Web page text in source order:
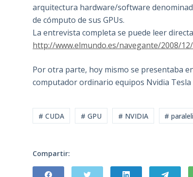
arquitectura hardware/software
de cómputo de sus GPUs.
La entrevista completa se puede leer
http://www.elmundo.es/navegante/2008/
Por otra parte, hoy mismo se presentaba
computador ordinario equipos Nvidia Tesla
# CUDA # GPU # NVIDIA #
Compartir: